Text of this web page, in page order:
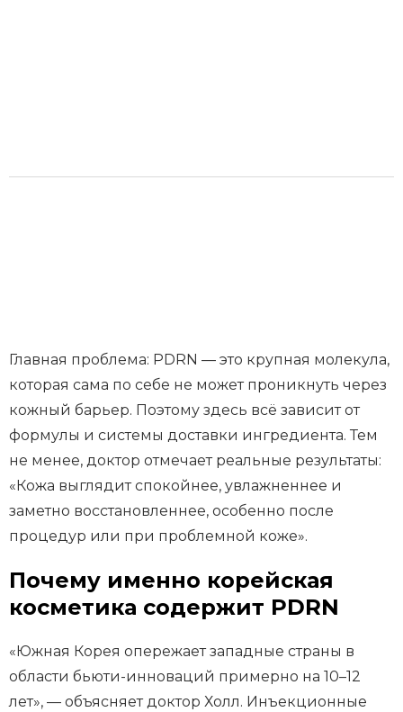
Главная проблема: PDRN — это крупная молекула,
которая сама по себе не может проникнуть через
кожный барьер. Поэтому здесь всё зависит от
формулы и системы доставки ингредиента. Тем
не менее, доктор отмечает реальные результаты:
«Кожа выглядит спокойнее, увлажненнее и
заметно восстановленнее, особенно после
процедур или при проблемной коже».
Почему именно корейская
косметика содержит PDRN
«Южная Корея опережает западные страны в
области бьюти-инноваций примерно на 10–12
лет», — объясняет доктор Холл. Инъекционные